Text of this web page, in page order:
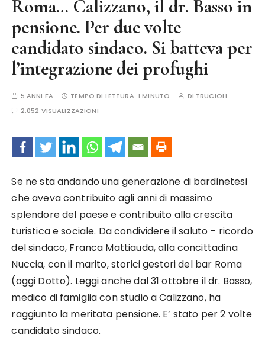
Roma… Calizzano, il dr. Basso in
pensione. Per due volte
candidato sindaco. Si batteva per
l’integrazione dei profughi
5 ANNI FA TEMPO DI LETTURA:1 MINUTO DI TRUCIOLI
2.052 VISUALIZZAZIONI
Se ne sta andando una generazione di bardinetesi
che aveva contribuito agli anni di massimo
splendore del paese e contribuito alla crescita
turistica e sociale. Da condividere il saluto – ricordo
del sindaco, Franca Mattiauda, alla concittadina
Nuccia, con il marito, storici gestori del bar Roma
(oggi Dotto). Leggi anche dal 31 ottobre il dr. Basso,
medico di famiglia con studio a Calizzano, ha
raggiunto la meritata pensione. E’ stato per 2 volte
candidato sindaco.